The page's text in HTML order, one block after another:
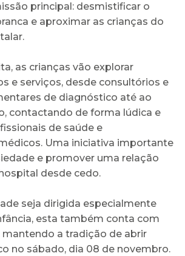
principal: desmistificar o
e aproximar as crianças do
as crianças vão explorar
e serviços, desde consultórios e
de diagnóstico até ao
contactando de forma lúdica e
de saúde e
Uma iniciativa importante
e promover uma relação
desde cedo.
seja dirigida especialmente
esta também conta com
mantendo a tradição de abrir
no sábado, dia 08 de novembro.